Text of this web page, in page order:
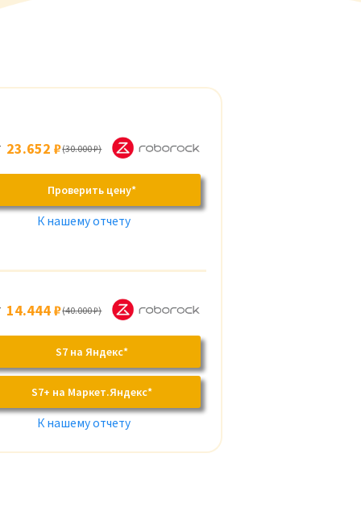
23.652 ₽(30.000 ₽)
Проверить цену*
К нашему отчету
14.444 ₽(40.000 ₽)
S7 на Яндекс*
S7+ на Маркет.Яндекс*
К нашему отчету